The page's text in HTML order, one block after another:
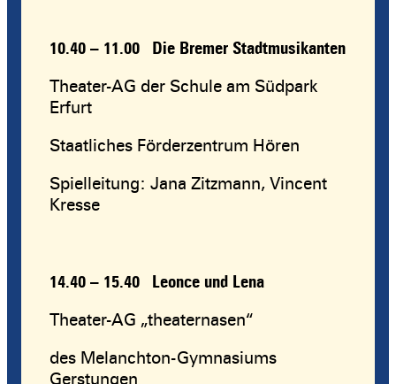
10.40 – 11.00 Die Bremer Stadtmusikanten
Theater-AG der Schule am Südpark
Erfurt
Staatliches Förderzentrum Hören
Spielleitung: Jana Zitzmann, Vincent
Kresse
14.40 – 15.40 Leonce und Lena
Theater-AG „theaternasen“
des Melanchton-Gymnasiums
Gerstungen